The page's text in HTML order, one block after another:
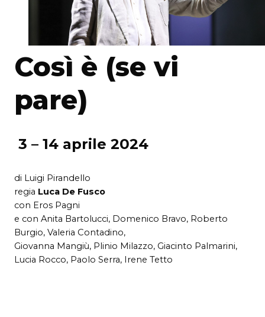
Così è (se vi
pare)
3 – 14 aprile 2024
di Luigi Pirandello
regia Luca De Fusco
con Eros Pagni
e con Anita Bartolucci, Domenico Bravo, Roberto
Burgio, Valeria Contadino,
Giovanna Mangiù, Plinio Milazzo, Giacinto Palmarini,
Lucia Rocco, Paolo Serra, Irene Tetto